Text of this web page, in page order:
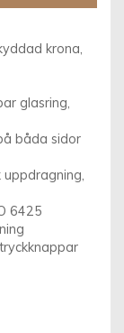
krona,
glasring,
båda sidor
uppdragning,
6425